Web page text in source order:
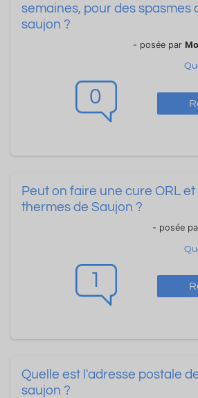
0
semaines, pour des spasmes
saujon ?
- posée par
1
Peut on faire une cure ORL
thermes de Saujon ?
- posée
Quelle est l'adresse postale
saujon ?